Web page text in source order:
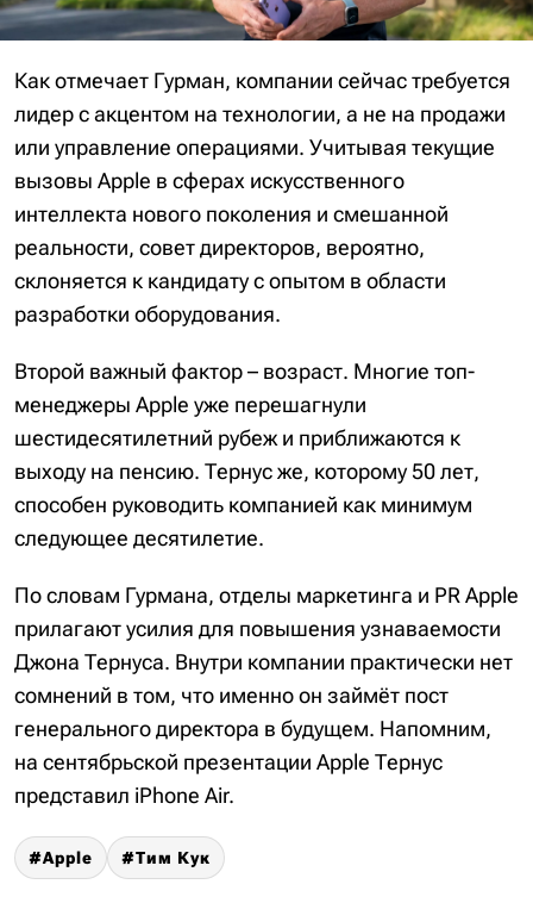
Как отмечает Гурман, компании сейчас требуется
лидер с акцентом на технологии, а не на продажи
или управление операциями. Учитывая текущие
вызовы Apple в сферах искусственного
интеллекта нового поколения и смешанной
реальности, совет директоров, вероятно,
склоняется к кандидату с опытом в области
разработки оборудования.
Второй важный фактор – возраст. Многие топ-
менеджеры Apple уже перешагнули
шестидесятилетний рубеж и приближаются к
выходу на пенсию. Тернус же, которому 50 лет,
способен руководить компанией как минимум
следующее десятилетие.
По словам Гурмана, отделы маркетинга и PR Apple
прилагают усилия для повышения узнаваемости
Джона Тернуса. Внутри компании практически нет
сомнений в том, что именно он займёт пост
генерального директора в будущем. Напомним,
на сентябрьской презентации Apple Тернус
представил iPhone Air.
Apple Тим Кук